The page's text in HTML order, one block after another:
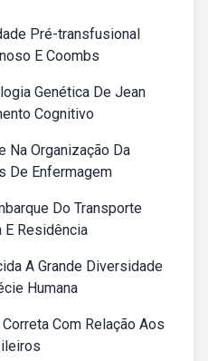
Pré-transfusional
E Coombs
Genética De Jean
Cognitivo
Na Organização Da
De Enfermagem
Do Transporte
E Residência
A Grande Diversidade
Humana
Com Relação Aos